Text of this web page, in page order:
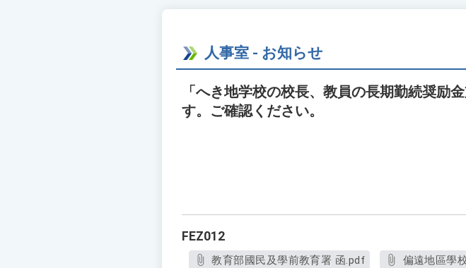
人事室 - お知らせ
「へき地学校の校長、教員の長期勤続奨励
す。ご確認ください。
FEZ012
教育部國民及學前教育署 函.pdf 偏遠地區學